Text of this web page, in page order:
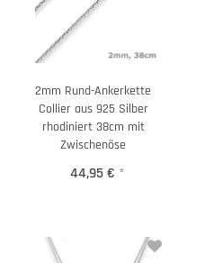
2mm Rund-Ankerkette
Collier aus 925 Silber
rhodiniert 38cm mit
Zwischenöse
44,95 € *